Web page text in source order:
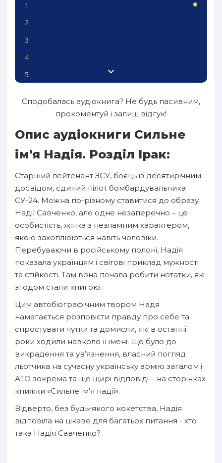
1
2
3
4
5
Сподобалась аудіокнига? Не будь пасивним,
прокоментуй і залиш відгук!
Опис аудіокниги Сильне
ім'я Надія. Розділ Ірак:
Старший лейтенант ЗСУ, боєць із десятирічним
досвідом, єдиний пілот бомбардувальника
СУ-24. Можна по-різному ставитися до образу
Надії Савченко, але одне незаперечно – це
особистість, жінка з незламним характером,
якою захоплюються навіть чоловіки.
Перебуваючи в російському полоні, Надія
показала українцям і світові приклад мужності
та стійкості. Там вона почала робити нотатки, які
згодом стали книгою.
Цим автобіографічним твором Надя
намагається розповісти правду про себе та
спростувати чутки та домисли, які в останні
роки ходили навколо її імені. Що було до
викрадення та ув’язнення, власний погляд
льотчика на сучасну українську армію загалом і
АТО зокрема та ще щирі відповіді – на сторінках
книжки «Сильне ім’я надії».
Відверто, без будь-якого кокетства, Надія
відповіла на цікаве для багатьох питання - хто
така Надія Савченко?